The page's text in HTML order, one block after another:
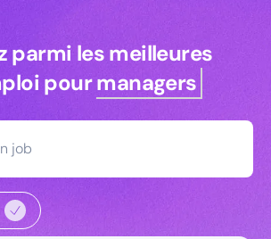
parmi les meilleures
parmi les meilleures
pourmanagers
job